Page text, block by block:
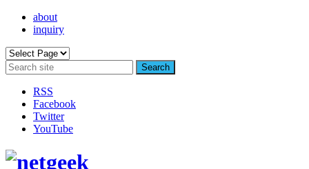
about
inquiry
RSS
Facebook
Twitter
YouTube